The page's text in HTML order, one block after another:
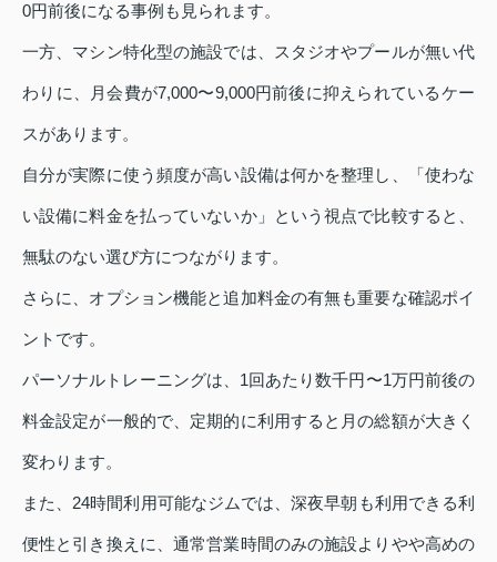
0円前後になる事例も見られます。
一方、マシン特化型の施設では、スタジオやプールが無い代
わりに、月会費が7,000〜9,000円前後に抑えられているケー
スがあります。
自分が実際に使う頻度が高い設備は何かを整理し、「使わな
い設備に料金を払っていないか」という視点で比較すると、
無駄のない選び方につながります。
さらに、オプション機能と追加料金の有無も重要な確認ポイ
ントです。
パーソナルトレーニングは、1回あたり数千円〜1万円前後の
料金設定が一般的で、定期的に利用すると月の総額が大きく
変わります。
また、24時間利用可能なジムでは、深夜早朝も利用できる利
便性と引き換えに、通常営業時間のみの施設よりやや高めの